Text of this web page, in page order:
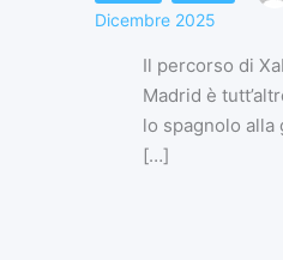
Dicembre 2025
Il percorso di
Madrid è
lo spagnolo alla
[…]